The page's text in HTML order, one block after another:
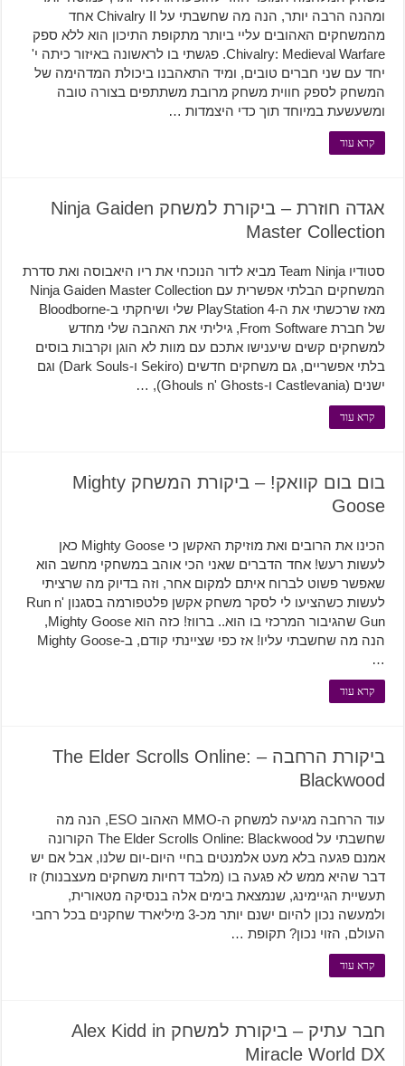
ומהנה הרבה יותר, הנה מה שחשבתי על Chivalry II אחד
מהמשחקים האהובים עליי ביותר מתקופת התיכון הוא ללא ספק
Chivalry: Medieval Warfare. פגשתי בו לראשונה באיזור כיתה י'
יחד עם שני חברים טובים, ומיד התאהבנו ביכולת המדהימה של
המשחק לספק חווית משחק מרובת משתתפים בצורה טובה
ומשעשעת במיוחד תוך כדי היצמדות …
קרא עוד
אגדה חוזרת – ביקורת למשחק Ninja Gaiden
Master Collection
סטודיו Team Ninja מביא לדור הנוכחי את ריו היאבוסה ואת סדרת
מאז שרכשתי את ה-PlayStation 4 שלי ושיחקתי ב-Bloodborne
של חברת From Software, גיליתי את האהבה שלי מחדש
למשחקים קשים שיענישו אתכם עם מוות לא הוגן וקרבות בוסים
בלתי אפשריים, גם משחקים חדשים (Sekiro ו-Dark Souls) וגם
ישנים (Castlevania ו-Ghouls n' Ghosts), …
קרא עוד
בום בום קוואק! – ביקורת המשחק Mighty
Goose
הכינו את הרובים ואת מוזיקת האקשן כי Mighty Goose כאן
לעשות רעש! אחד הדברים שאני הכי אוהב במשחקי מחשב הוא
שאפשר פשוט לברוח איתם למקום אחר, וזה בדיוק מה שרציתי
לעשות כשהציעו לי לסקר משחק אקשן פלטפורמה בסגנון Run n'
Gun שהגיבור המרכזי בו הוא.. ברווז! כזה הוא Mighty Goose,
הנה מה שחשבתי עליו! אז כפי שציינתי קודם, ב-Mighty Goose
…
קרא עוד
ביקורת הרחבה – The Elder Scrolls Online:
Blackwood
עוד הרחבה מגיעה למשחק ה-MMO האהוב ESO, הנה מה
שחשבתי על The Elder Scrolls Online: Blackwood הקורונה
אמנם פגעה בלא מעט אלמנטים בחיי היום-יום שלנו, אבל אם יש
דבר שהיא ממש לא פגעה בו (מלבד דחיות משחקים מעצבנות) זו
תעשיית הגיימינג, שנמצאת בימים אלה בנסיקה מטאורית,
ולמעשה נכון להיום ישנם יותר מכ-3 מיליארד שחקנים בכל רחבי
העולם, הזוי נכון? תקופת …
קרא עוד
חבר עתיק – ביקורת למשחק Alex Kidd in
Miracle World DX